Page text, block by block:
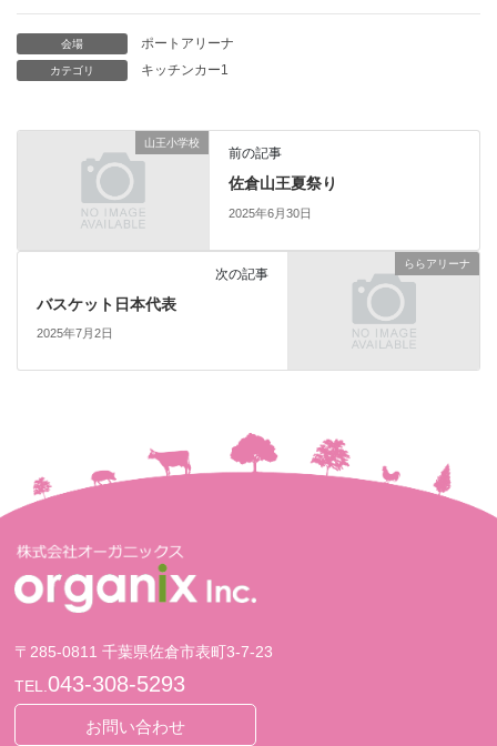
会場 ポートアリーナ
カテゴリ キッチンカー1
山王小学校
前の記事
佐倉山王夏祭り
2025年6月30日
ららアリーナ
次の記事
バスケット日本代表
2025年7月2日
〒285-0811 千葉県佐倉市表町3-7-23
TEL.043-308-5293
お問い合わせ